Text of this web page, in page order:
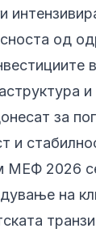
од
и
за
и
МЕФ 2026
на